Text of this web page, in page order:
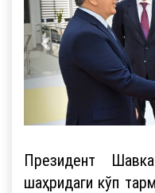
Президент
шаҳридаги кўп